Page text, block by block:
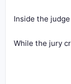
Inside the
While the jury